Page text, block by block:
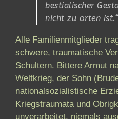
bestialischer
nicht zu orten ist.“
Alle Familienmitglieder
schwere, traumatische
Schultern. Bittere Armut
Weltkrieg, der Sohn
nationalsozialistische
Kriegstraumata und
unverarbeitet, niemals